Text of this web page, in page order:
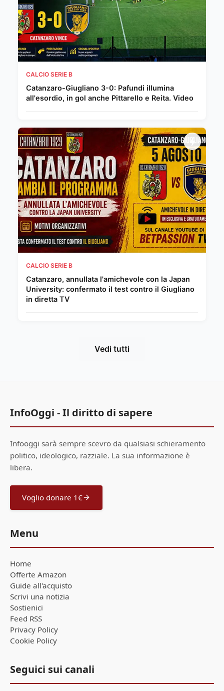
CALCIO SERIE B
Catanzaro-Giugliano 3-0: Pafundi illumina
all'esordio, in gol anche Pittarello e Reita. Video
CALCIO SERIE B
Catanzaro, annullata l'amichevole con la Japan
University: confermato il test contro il Giugliano
in diretta TV
Vedi tutti
InfoOggi - Il diritto di sapere
Infooggi sarà sempre scevro da qualsiasi schieramento
politico, ideologico, razziale. La sua informazione è
libera.
Voglio donare 1€
Menu
Home
Offerte Amazon
Guide all'acquisto
Scrivi una notizia
Sostienici
Feed RSS
Privacy Policy
Cookie Policy
Seguici sui canali